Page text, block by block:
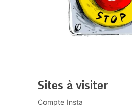
Sites à visiter
Compte Insta